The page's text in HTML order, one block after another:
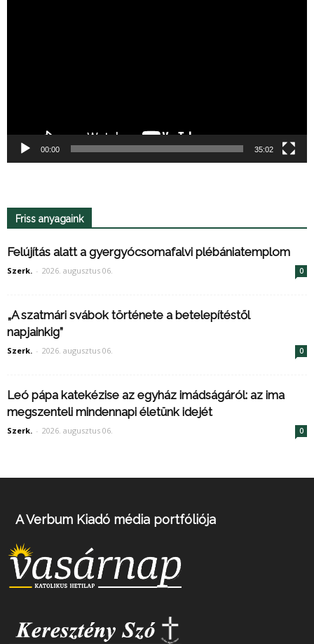
00:00 35:02
Friss anyagaink
Felújítás alatt a gyergyócsomafalvi plébániatemplom
Szerk. - 2026. augusztus 06. 0
„A szatmári svábok története a betelepítéstől
napjainkig”
Szerk. - 2026. augusztus 06. 0
Leó pápa katekézise az egyház imádságáról: az ima
megszenteli mindennapi életünk idejét
Szerk. - 2026. augusztus 06. 0
A Verbum Kiadó média portfóliója